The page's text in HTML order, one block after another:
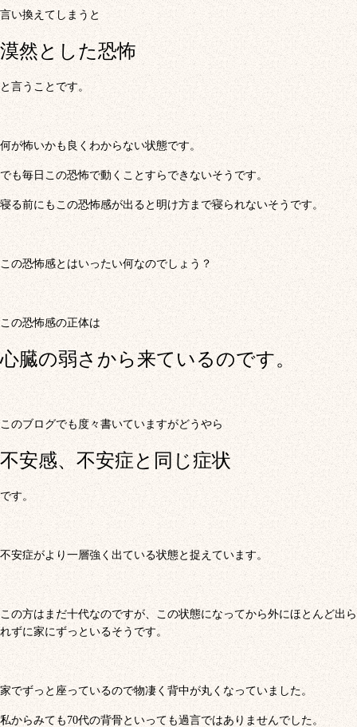
言い換えてしまうと
漠然とした恐怖
と言うことです。
何が怖いかも良くわからない状態です。
でも毎日この恐怖で動くことすらできないそうです。
寝る前にもこの恐怖感が出ると明け方まで寝られないそうです。
この恐怖感とはいったい何なのでしょう？
この恐怖感の正体は
心臓の弱さから来ているのです。
このブログでも度々書いていますがどうやら
不安感、不安症と同じ症状
です。
不安症がより一層強く出ている状態と捉えています。
この方はまだ十代なのですが、この状態になってから外にほとんど出ら
れずに家にずっといるそうです。
家でずっと座っているので物凄く背中が丸くなっていました。
私からみても70代の背骨といっても過言ではありませんでした。